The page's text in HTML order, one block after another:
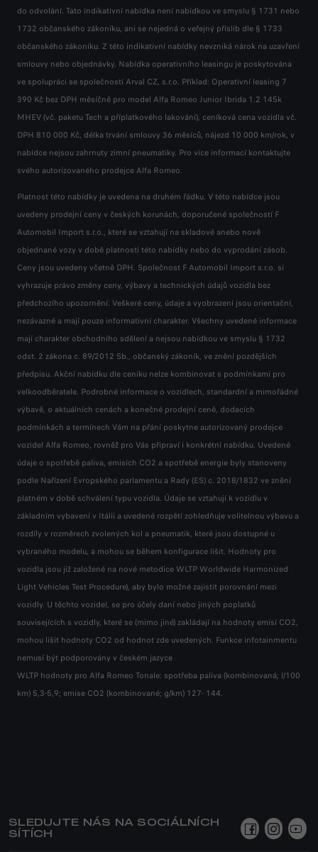
do odvolání. Tato indikativní nabídka není nabídkou ve smyslu § 1731 nebo
1732 občanského zákoníku, ani se nejedná o veřejný příslib dle § 1733
občanského zákoníku. Z této indikativní nabídky nevzniká nárok na uzavření
smlouvy nebo objednávky. Nabídka operativního leasingu je poskytována
ve spolupráci se společností Arval CZ, s.r.o. Příklad: Operativní leasing 7
390 Kč bez DPH měsíčně pro model Alfa Romeo Junior Ibrida 1.2 145k
MHEV (vč. paketu Tech a příplatkového lakování), ceníková cena vozidla vč.
DPH 810 000 Kč, délka trvání smlouvy 36 měsíců, nájezd 10 000 km/rok, v
nabídce nejsou zahrnuty zimní pneumatiky. Pro více informací kontaktujte
svého autorizovaného prodejce Alfa Romeo.
Platnost této nabídky je uvedena na druhém řádku. V této nabídce jsou
uvedeny prodejní ceny v českých korunách, doporučené společností F
Automobil Import s.r.o., které se vztahují na skladové anebo nově
objednané vozy v době platnosti této nabídky nebo do vyprodání zásob.
Ceny jsou uvedeny včetně DPH. Společnost F Automobil Import s.r.o. si
vyhrazuje právo změny ceny, výbavy a technických údajů vozidla bez
předchozího upozornění. Veškeré ceny, údaje a vyobrazení jsou orientační,
nezávazné a mají pouze informativní charakter. Všechny uvedené informace
mají charakter obchodního sdělení a nejsou nabídkou ve smyslu § 1732
odst. 2 zákona c. 89/2012 Sb., občanský zákoník, ve znění pozdějších
předpisu. Akční nabídku dle ceníku nelze kombinovat s podmínkami pro
velkoodběratele. Podrobné informace o vozidlech, standardní a mimořádné
výbavě, o aktuálních cenách a konečné prodejní ceně, dodacích
podmínkách a termínech Vám na přání poskytne autorizovaný prodejce
vozidel Alfa Romeo, rovněž pro Vás připraví i konkrétní nabídku. Uvedené
údaje o spotřebě paliva, emisích CO2 a spotřebě energie byly stanoveny
podle Nařízení Evropského parlamentu a Rady (ES) c. 2018/1832 ve znění
platném v době schválení typu vozidla. Údaje se vztahují k vozidlu v
základním vybavení v Itálii a uvedené rozpětí zohledňuje volitelnou výbavu a
rozdíly v rozměrech zvolených kol a pneumatik, které jsou dostupné u
vybraného modelu, a mohou se během konfigurace lišit. Hodnoty pro
vozidla jsou již založené na nové metodice WLTP Worldwide Harmonized
Light Vehicles Test Procedure), aby bylo možné zajistit porovnání mezi
vozidly. U těchto vozidel, se pro účely daní nebo jiných poplatků
souvisejících s vozidly, které se (mimo jiné) zakládají na hodnoty emisí CO2,
mohou lišit hodnoty CO2 od hodnot zde uvedených. Funkce infotainmentu
nemusí být podporovány v českém jazyce
WLTP hodnoty pro Alfa Romeo Tonale: spotřeba paliva (kombinovaná; l/100
km) 5,3-5,9; emise CO2 (kombinované; g/km) 127- 144.
do odvolání. Tato indikativní nabídka není nabídkou ve smyslu § 1731 nebo
1732 občanského zákoníku, ani se nejedná o veřejný příslib dle § 1733
občanského zákoníku. Z této indikativní nabídky nevzniká nárok na uzavření
smlouvy nebo objednávky. Nabídka operativního leasingu je poskytována
ve spolupráci se společností Arval CZ, s.r.o. Příklad: Operativní leasing 7
390 Kč bez DPH měsíčně pro model Alfa Romeo Junior Ibrida 1.2 145k
MHEV (vč. paketu Tech a příplatkového lakování), ceníková cena vozidla vč.
DPH 810 000 Kč, délka trvání smlouvy 36 měsíců, nájezd 10 000 km/rok, v
nabídce nejsou zahrnuty zimní pneumatiky. Pro více informací kontaktujte
svého autorizovaného prodejce Alfa Romeo.
Platnost této nabídky je uvedena na druhém řádku. V této nabídce jsou
uvedeny prodejní ceny v českých korunách, doporučené společností F
Automobil Import s.r.o., které se vztahují na skladové anebo nově
objednané vozy v době platnosti této nabídky nebo do vyprodání zásob.
Ceny jsou uvedeny včetně DPH. Společnost F Automobil Import s.r.o. si
vyhrazuje právo změny ceny, výbavy a technických údajů vozidla bez
předchozího upozornění. Veškeré ceny, údaje a vyobrazení jsou orientační,
nezávazné a mají pouze informativní charakter. Všechny uvedené informace
mají charakter obchodního sdělení a nejsou nabídkou ve smyslu § 1732
odst. 2 zákona c. 89/2012 Sb., občanský zákoník, ve znění pozdějších
předpisu. Akční nabídku dle ceníku nelze kombinovat s podmínkami pro
velkoodběratele. Podrobné informace o vozidlech, standardní a mimořádné
výbavě, o aktuálních cenách a konečné prodejní ceně, dodacích
podmínkách a termínech Vám na přání poskytne autorizovaný prodejce
vozidel Alfa Romeo, rovněž pro Vás připraví i konkrétní nabídku. Uvedené
údaje o spotřebě paliva, emisích CO2 a spotřebě energie byly stanoveny
podle Nařízení Evropského parlamentu a Rady (ES) c. 2018/1832 ve znění
platném v době schválení typu vozidla. Údaje se vztahují k vozidlu v
základním vybavení v Itálii a uvedené rozpětí zohledňuje volitelnou výbavu a
rozdíly v rozměrech zvolených kol a pneumatik, které jsou dostupné u
vybraného modelu, a mohou se během konfigurace lišit. Hodnoty pro
vozidla jsou již založené na nové metodice WLTP Worldwide Harmonized
Light Vehicles Test Procedure), aby bylo možné zajistit porovnání mezi
vozidly. U těchto vozidel, se pro účely daní nebo jiných poplatků
souvisejících s vozidly, které se (mimo jiné) zakládají na hodnoty emisí CO2,
mohou lišit hodnoty CO2 od hodnot zde uvedených. Funkce infotainmentu
nemusí být podporovány v českém jazyce
WLTP hodnoty pro Alfa Romeo Tonale: spotřeba paliva (kombinovaná; l/100
km) 5,3-5,9; emise CO2 (kombinované; g/km) 127- 144.
do odvolání. Tato indikativní nabídka není nabídkou ve smyslu § 1731 nebo
1732 občanského zákoníku, ani se nejedná o veřejný příslib dle § 1733
občanského zákoníku. Z této indikativní nabídky nevzniká nárok na uzavření
smlouvy nebo objednávky. Nabídka operativního leasingu je poskytována
ve spolupráci se společností Arval CZ, s.r.o. Příklad: Operativní leasing 7
390 Kč bez DPH měsíčně pro model Alfa Romeo Junior Ibrida 1.2 145k
MHEV (vč. paketu Tech a příplatkového lakování), ceníková cena vozidla vč.
DPH 810 000 Kč, délka trvání smlouvy 36 měsíců, nájezd 10 000 km/rok, v
nabídce nejsou zahrnuty zimní pneumatiky. Pro více informací kontaktujte
svého autorizovaného prodejce Alfa Romeo.
Platnost této nabídky je uvedena na druhém řádku. V této nabídce jsou
uvedeny prodejní ceny v českých korunách, doporučené společností F
Automobil Import s.r.o., které se vztahují na skladové anebo nově
objednané vozy v době platnosti této nabídky nebo do vyprodání zásob.
Ceny jsou uvedeny včetně DPH. Společnost F Automobil Import s.r.o. si
vyhrazuje právo změny ceny, výbavy a technických údajů vozidla bez
předchozího upozornění. Veškeré ceny, údaje a vyobrazení jsou orientační,
nezávazné a mají pouze informativní charakter. Všechny uvedené informace
mají charakter obchodního sdělení a nejsou nabídkou ve smyslu § 1732
odst. 2 zákona c. 89/2012 Sb., občanský zákoník, ve znění pozdějších
předpisu. Akční nabídku dle ceníku nelze kombinovat s podmínkami pro
velkoodběratele. Podrobné informace o vozidlech, standardní a mimořádné
výbavě, o aktuálních cenách a konečné prodejní ceně, dodacích
podmínkách a termínech Vám na přání poskytne autorizovaný prodejce
vozidel Alfa Romeo, rovněž pro Vás připraví i konkrétní nabídku. Uvedené
údaje o spotřebě paliva, emisích CO2 a spotřebě energie byly stanoveny
podle Nařízení Evropského parlamentu a Rady (ES) c. 2018/1832 ve znění
platném v době schválení typu vozidla. Údaje se vztahují k vozidlu v
základním vybavení v Itálii a uvedené rozpětí zohledňuje volitelnou výbavu a
rozdíly v rozměrech zvolených kol a pneumatik, které jsou dostupné u
vybraného modelu, a mohou se během konfigurace lišit. Hodnoty pro
vozidla jsou již založené na nové metodice WLTP Worldwide Harmonized
Light Vehicles Test Procedure), aby bylo možné zajistit porovnání mezi
vozidly. U těchto vozidel, se pro účely daní nebo jiných poplatků
souvisejících s vozidly, které se (mimo jiné) zakládají na hodnoty emisí CO2,
mohou lišit hodnoty CO2 od hodnot zde uvedených. Funkce infotainmentu
nemusí být podporovány v českém jazyce
WLTP hodnoty pro Alfa Romeo Tonale: spotřeba paliva (kombinovaná; l/100
km) 5,3-5,9; emise CO2 (kombinované; g/km) 127- 144.
SLEDUJTE NÁS NA SOCIÁLNÍCH
SÍTÍCH